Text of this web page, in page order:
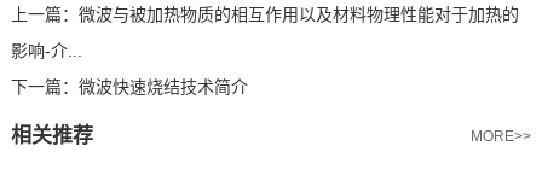
上一篇： 微波与被加热物质的相互作用以及材料物理性能对于加热的
影响-介...
下一篇： 微波快速烧结技术简介
相关推荐 MORE>>